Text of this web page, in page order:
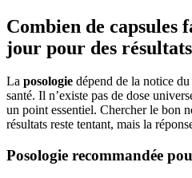
Combien de
jour pour des
La posologie dépend de la notice
santé. Il n’existe pas de dose
un point essentiel. Chercher le bon
résultats reste tentant, mais la
Posologie recommandée